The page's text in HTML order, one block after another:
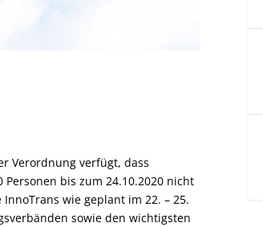
Verordnung verfügt, dass
bis zum 24.10.2020 nicht
wie geplant im 22. – 25.
sowie den wichtigsten